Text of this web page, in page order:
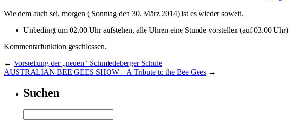
Wie dem auch sei, morgen ( Sonntag den 30. März 2014) ist es wieder soweit.
Unbedingt um 02.00 Uhr aufstehen, alle Uhren eine Stunde vorstellen (auf 03.00
Kommentarfunktion geschlossen.
← Vorstellung der „neuen“ Schmiedeberger Schule
AUSTRALIAN BEE GEES SHOW – A Tribute to the Bee Gees →
Suchen